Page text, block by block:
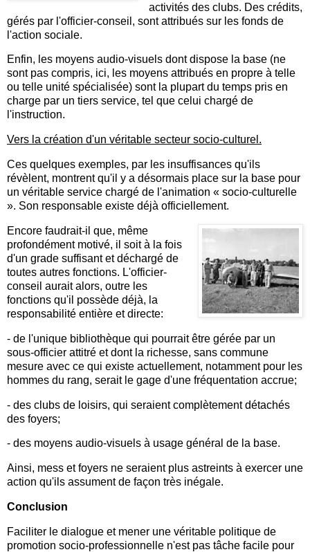
activités des clubs. Des crédits,
gérés par l'officier-conseil, sont attribués sur les fonds de
l'action sociale.
Enfin, les moyens audio-visuels dont dispose la base (ne
sont pas compris, ici, les moyens attribués en propre à telle
ou telle unité spécialisée) sont la plupart du temps pris en
charge par un tiers service, tel que celui chargé de
l'instruction.
Vers la création d'un véritable secteur socio-culturel.
Ces quelques exemples, par les insuffisances qu'ils
révèlent, montrent qu'il y a désormais place sur la base pour
un véritable service chargé de l'animation « socio-culturelle
». Son responsable existe déjà officiellement.
Encore faudrait-il que, même
profondément motivé, il soit à la fois
d'un grade suffisant et déchargé de
toutes autres fonctions. L'officier-
conseil aurait alors, outre les
fonctions qu'il possède déjà, la
responsabilité entière et directe:
- de l'unique bibliothèque qui pourrait être gérée par un
sous-officier attitré et dont la richesse, sans commune
mesure avec ce qui existe actuellement, notamment pour les
hommes du rang, serait le gage d'une fréquentation accrue;
- des clubs de loisirs, qui seraient complètement détachés
des foyers;
- des moyens audio-visuels à usage général de la base.
Ainsi, mess et foyers ne seraient plus astreints à exercer une
action qu'ils assument de façon très inégale.
Conclusion
Faciliter le dialogue et mener une véritable politique de
promotion socio-professionnelle n'est pas tâche facile pour